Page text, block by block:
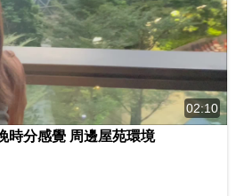
02:10
時分感覺 周邊屋苑環境